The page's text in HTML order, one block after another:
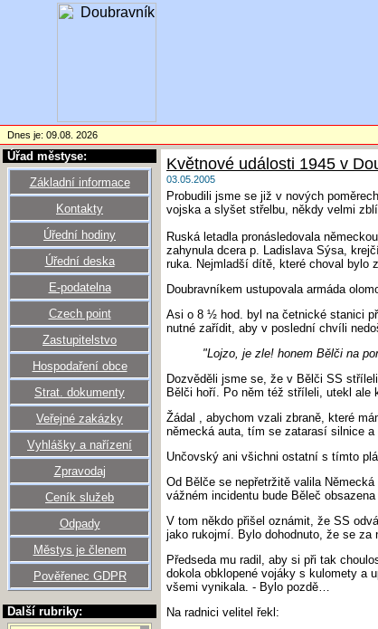
Dnes je: 09.08. 2026
Úřad městyse:
Základní informace
Kontakty
Úřední hodiny
Úřední deska
E-podatelna
Czech point
Zastupitelstvo
Hospodaření obce
Strat. dokumenty
Veřejné zakázky
Vyhlášky a nařízení
Zpravodaj
Ceník služeb
Odpady
Městys je členem
Pověřenec GDPR
Další rubriky:
Květnové události 1945 v
03.05.2005
Probudili jsme se již v nových
vojska a slyšet střelbu, někdy velmi
Ruská letadla pronásledovala
zahynula dcera p. Ladislava Sýsa,
ruka. Nejmladší dítě, které choval bylo
Doubravníkem ustupovala armáda
Asi o 8 ½ hod. byl na četnické stanici
nutné zařídit, aby v poslední chvíli
"Lojzo, je zle! honem Bělči na
Dozvěděli jsme se, že v Bělči SS
Bělči hoří. Po něm též stříleli, utekl ale
Žádal , abychom vzali zbraně, které
německá auta, tím se zatarasí silnice a
Unčovský ani všichni ostatní s tímto
Od Bělče se nepřetržitě valila
vážném incidentu bude Běleč
V tom někdo přišel oznámit, že SS
jako rukojmí. Bylo dohodnuto, že se za
Předseda mu radil, aby si při tak
dokola obklopené vojáky s kulomety a
všemi vynikala. - Bylo pozdě…
Na radnici velitel řekl: